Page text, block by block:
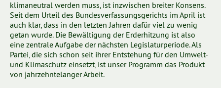
klimaneutral werden muss, ist inzwischen breiter Konsens.
Seit dem Urteil des Bundesverfassungsgerichts im April ist
auch klar, dass in den letzten Jahren dafür viel zu wenig
getan wurde. Die Bewältigung der Erderhitzung ist also
eine zentrale Aufgabe der nächsten Legislaturperiode. Als
Partei, die sich schon seit ihrer Entstehung für den Umwelt-
und Klimaschutz einsetzt, ist unser Programm das Produkt
von jahrzehntelanger Arbeit.